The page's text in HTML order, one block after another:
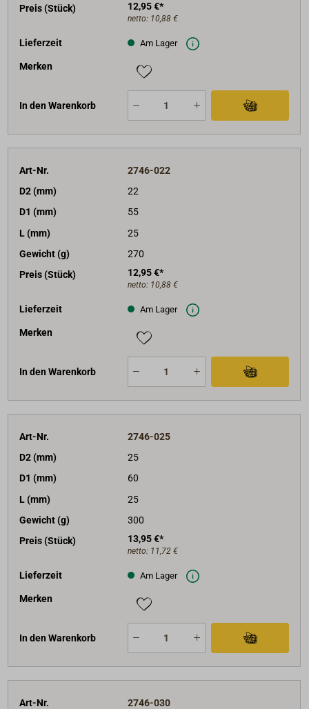
Preis (Stück)
12,95 €*
netto: 10,88 €
Lieferzeit Am Lager
Merken
In den Warenkorb
Art-Nr.
2746-022
D2 (mm)
22
D1 (mm)
55
L (mm)
25
Gewicht (g)
270
Preis (Stück)
12,95 €*
netto: 10,88 €
Lieferzeit Am Lager
Merken
In den Warenkorb
Art-Nr.
2746-025
D2 (mm)
25
D1 (mm)
60
L (mm)
25
Gewicht (g)
300
Preis (Stück)
13,95 €*
netto: 11,72 €
Lieferzeit Am Lager
Merken
In den Warenkorb
Art-Nr.
2746-030